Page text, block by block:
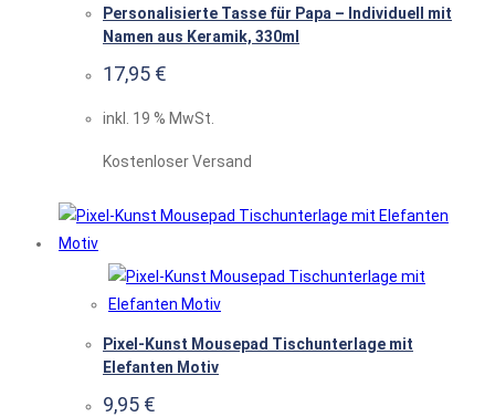
Personalisierte Tasse für Papa – Individuell mit
Namen aus Keramik, 330ml
17,95 €
inkl. 19 % MwSt.
Kostenloser Versand
Pixel-Kunst Mousepad Tischunterlage mit
Elefanten Motiv
9,95 €